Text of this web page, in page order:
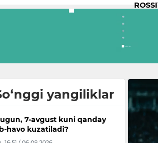
yangiliklar
7-avgust kuni qanday
havo kuzatiladi?